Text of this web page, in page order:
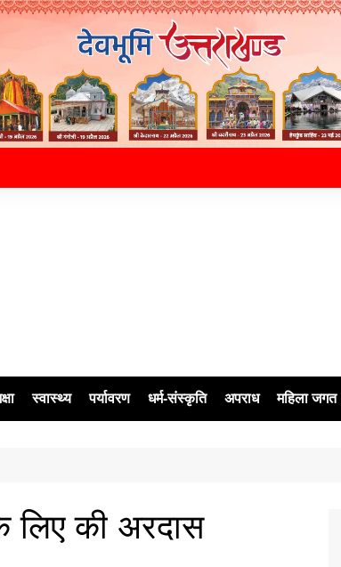
स्वास्थ्य पर्यावरण धर्म-संस्कृति अपराध महिला जगत
लिए की अरदास